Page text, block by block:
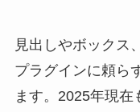
見出しやボックス
プラグインに頼ら
ます。2025年現